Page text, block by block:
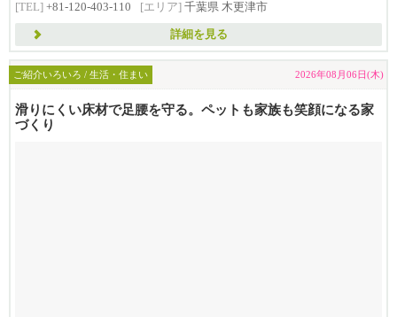
[TEL] +81-120-403-110 [エリア] 千葉県 木更津市
詳細を見る
ご紹介いろいろ / 生活・住まい 2026年08月06日(木)
滑りにくい床材で足腰を守る。ペットも家族も笑顔になる家
づくり